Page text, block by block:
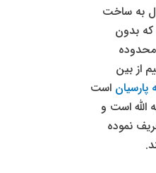
به ساخت
بدون
محدوده
از بین
پارسیان است
الله است و
نموده